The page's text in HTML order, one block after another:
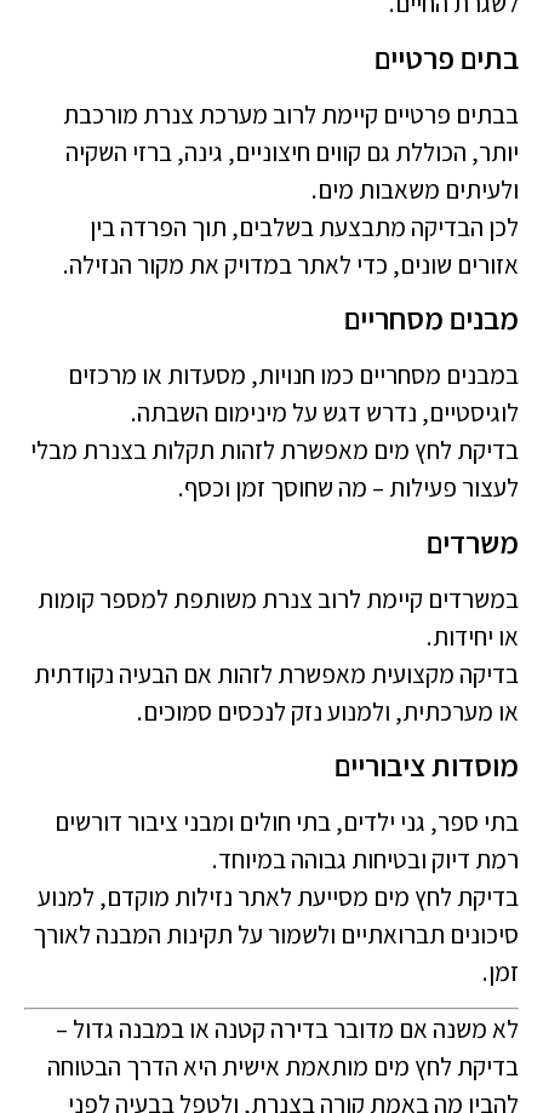
בתים פרטיים
בבתים פרטיים קיימת לרוב מערכת צנרת מורכבת
יותר, הכוללת גם קווים חיצוניים, גינה, ברזי השקיה
ולעיתים משאבות מים.
לכן הבדיקה מתבצעת בשלבים, תוך הפרדה בין
אזורים שונים, כדי לאתר במדויק את מקור הנזילה.
מבנים מסחריים
במבנים מסחריים כמו חנויות, מסעדות או מרכזים
לוגיסטיים, נדרש דגש על מינימום השבתה.
בדיקת לחץ מים מאפשרת לזהות תקלות בצנרת מבלי
לעצור פעילות – מה שחוסך זמן וכסף.
משרדים
במשרדים קיימת לרוב צנרת משותפת למספר קומות
או יחידות.
בדיקה מקצועית מאפשרת לזהות אם הבעיה נקודתית
או מערכתית, ולמנוע נזק לנכסים סמוכים.
מוסדות ציבוריים
בתי ספר, גני ילדים, בתי חולים ומבני ציבור דורשים
רמת דיוק ובטיחות גבוהה במיוחד.
בדיקת לחץ מים מסייעת לאתר נזילות מוקדם, למנוע
סיכונים תברואתיים ולשמור על תקינות המבנה לאורך
זמן.
לא משנה אם מדובר בדירה קטנה או במבנה גדול –
בדיקת לחץ מים מותאמת אישית היא הדרך הבטוחה
להבין מה באמת קורה בצנרת, ולטפל בבעיה לפני